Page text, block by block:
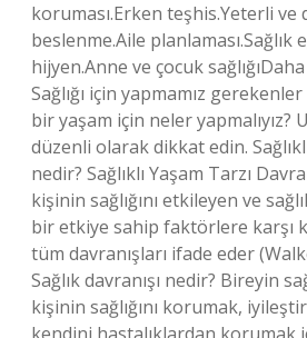
koruması.Erken teşhis.Yeterli ve
beslenme.Aile planlaması.Sağlık
hijyen.Anne ve çocuk
Sağlığı için yapmamız gerekenler
bir yaşam için neler yapmalıyız?
düzenli olarak dikkat edin.
nedir? Sağlıklı Yaşam Tarzı
kişinin sağlığını etkileyen ve
bir etkiye sahip faktörlere karşı
tüm davranışları ifade eder
Sağlık davranışı nedir? Bireyin
kişinin sağlığını korumak,